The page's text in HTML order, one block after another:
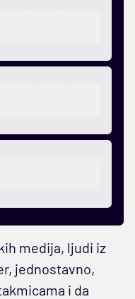
medija, ljudi iz
jednostavno,
i da